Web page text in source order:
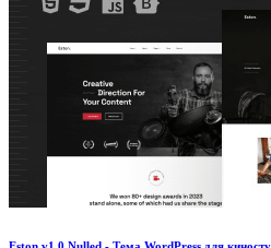
Eston v1.0 Nulled - Тема WordPress для